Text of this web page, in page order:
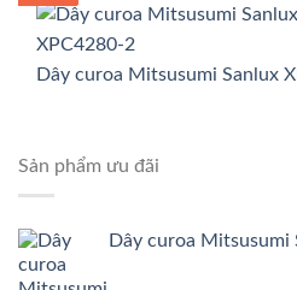
Dây curoa Mitsusumi Sanlux
Sản phẩm ưu đãi
Dây curoa Mitsusumi